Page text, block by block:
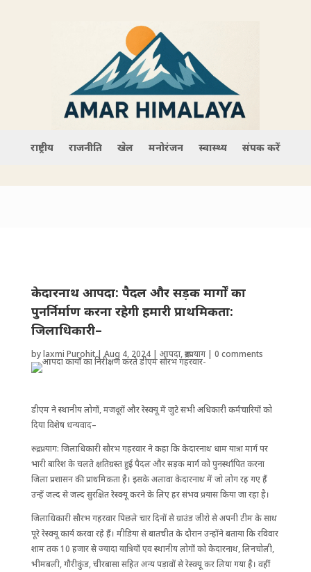
राष्ट्रीय राजनीति खेल मनोरंजन स्वास्थ्य संपर्क करें
केदारनाथ आपदा: पैदल और सड़क मार्गों का
पुनर्निर्माण करना रहेगी हमारी प्राथमिकता:
जिलाधिकारी–
bylaxmi Purohit|Aug 4, 2024| आपदा,रूद्रप्रयाग| 0 comments
डीएम ने स्थानीय लोगों, मजदूरों और रेस्क्यू में जुटे सभी अधिकारी कर्मचारियों को
दिया विशेष धन्यवाद–
रुद्रप्रयाग: जिला​धिकारी सौरभ गहरवार ने कहा कि केदारनाथ धाम यात्रा मार्ग पर
भारी बारिश के चलते क्षतिग्रस्त हुई पैदल और सड़क मार्ग को पुनर्स्थापित करना
जिला प्रशासन की प्राथमिकता है। इसके अलावा केदारनाथ में जो लोग रह गए हैं
उन्हें जल्द से जल्द सुरक्षित रेस्क्यू करने के लिए हर संभव प्रयास किया जा रहा है।
जिलाधिकारी सौरभ गहरवार पिछले चार दिनों से ग्राउंड जीरो से अपनी टीम के साथ
पूरे रेस्क्यू कार्य करवा रहे हैं। मीडिया से बातचीत के दौरान उन्होंने बताया कि रविवार
शाम तक 10 हजार से ज्यादा यात्रियों एव स्थानीय लोगों को केदारनाथ, लिनचोली,
भीमबली, गौरीकुंड, चीरबासा सहित अन्य पड़ावों से रेस्क्यू कर लिया गया है। वहीं